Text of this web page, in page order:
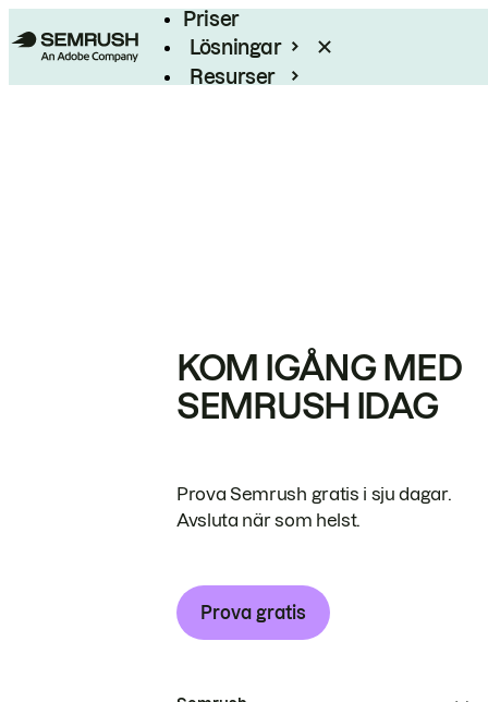
Priser
Lösningar
Resurser
KOM IGÅNG MED
SEMRUSH IDAG
Prova Semrush gratis i sju dagar.
Avsluta när som helst.
Prova gratis